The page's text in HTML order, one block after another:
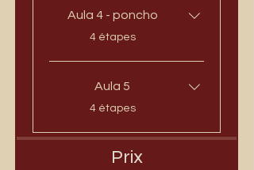
Aula 4 - poncho
.
4 étapes
Aula 5
.
4 étapes
Prix